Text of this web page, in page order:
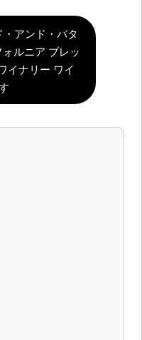
アンド・バタ
ルニア ブレッ
イナリー ワイ